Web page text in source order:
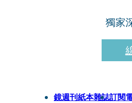
獨家
鏡週刊紙本雜誌訂閱